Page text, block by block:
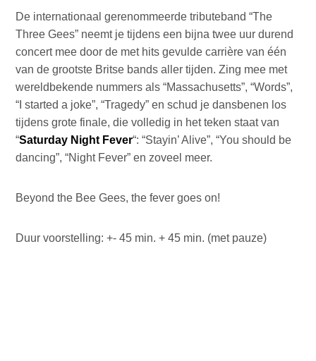
De internationaal gerenommeerde tributeband “The
Three Gees” neemt je tijdens een bijna twee uur durend
concert mee door de met hits gevulde carrière van één
van de grootste Britse bands aller tijden. Zing mee met
wereldbekende nummers als “Massachusetts”, “Words”,
“I started a joke”, “Tragedy” en schud je dansbenen los
tijdens grote finale, die volledig in het teken staat van
“Saturday Night Fever“: “Stayin’ Alive”, “You should be
dancing”, “Night Fever” en zoveel meer.
Beyond the Bee Gees, the fever goes on!
Duur voorstelling: +- 45 min. + 45 min. (met pauze)